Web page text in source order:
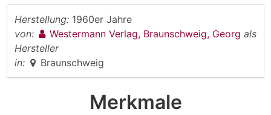
Herstellung: 1960er Jahre
von:
Westermann Verlag, Braunschweig, Georg als
Hersteller
in:
Braunschweig
Merkmale